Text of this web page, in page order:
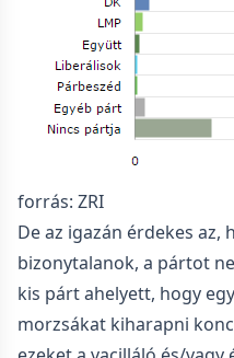
forrás: ZRI
De az igazán érdekes az,
bizonytalanok, a pártot
kis párt ahelyett, hogy
morzsákat kiharapni